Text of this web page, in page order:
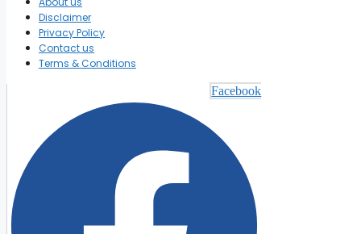
Disclaimer
Privacy Policy
Contact us
Terms & Conditions
Facebook